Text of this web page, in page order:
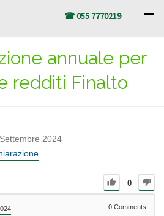
☎ 055 7770219
annuale per
redditi Finalto
2024
0
0 Comments